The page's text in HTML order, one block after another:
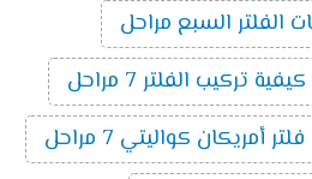
الفلتر السبع مراحل
كيفية تركيب الفلتر 7 مراحل
فلتر أمريكان كواليتي 7 مراحل